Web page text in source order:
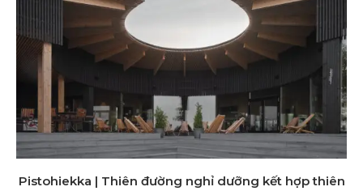
Pistohiekka | Thiên đường nghỉ dưỡng kết hợp thiên